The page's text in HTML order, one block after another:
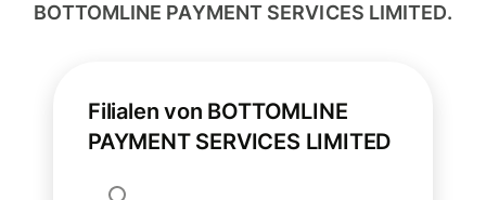
BOTTOMLINE PAYMENT SERVICES LIMITED.
Filialen von BOTTOMLINE
PAYMENT SERVICES LIMITED